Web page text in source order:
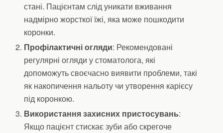
стані. Пацієнтам слід уникати вживання
надмірно жорсткої їжі, яка може пошкодити
коронки.
Профілактичні огляди: Рекомендовані
регулярні огляди у стоматолога, які
допоможуть своєчасно виявити проблеми, такі
як накопичення нальоту чи утворення карієсу
під коронкою.
Використання захисних пристосувань:
Якщо пацієнт стискає зуби або скрегоче